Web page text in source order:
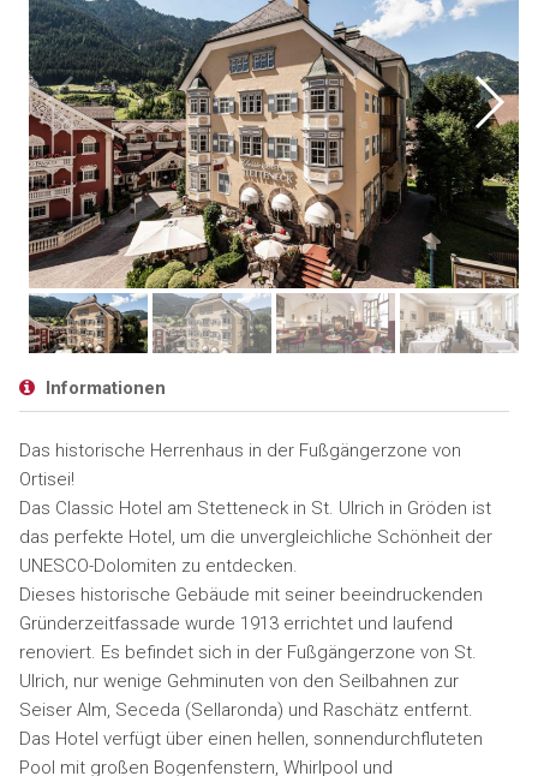
Informationen
Das historische Herrenhaus in der Fußgängerzone von
Ortisei!
Das Classic Hotel am Stetteneck in St. Ulrich in Gröden ist
das perfekte Hotel, um die unvergleichliche Schönheit der
UNESCO-Dolomiten zu entdecken.
Dieses historische Gebäude mit seiner beeindruckenden
Gründerzeitfassade wurde 1913 errichtet und laufend
renoviert. Es befindet sich in der Fußgängerzone von St.
Ulrich, nur wenige Gehminuten von den Seilbahnen zur
Seiser Alm, Seceda (Sellaronda) und Raschätz entfernt.
Das Hotel verfügt über einen hellen, sonnendurchfluteten
Pool mit großen Bogenfenstern, Whirlpool und